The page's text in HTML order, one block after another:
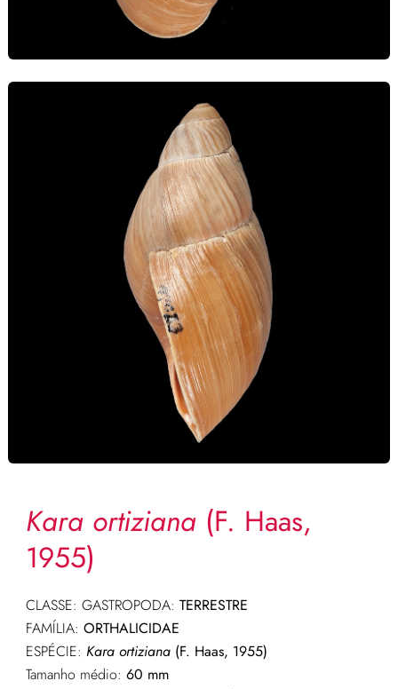
Kara ortiziana (F. Haas,
1955)
CLASSE: GASTROPODA: TERRESTRE
FAMÍLIA: ORTHALICIDAE
ESPÉCIE: Kara ortiziana(F. Haas, 1955)
Tamanho médio: 60 mm